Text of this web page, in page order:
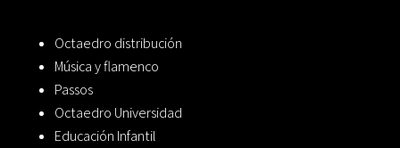
Octaedro distribución
Música y flamenco
Passos
Octaedro Universidad
Educación Infantil